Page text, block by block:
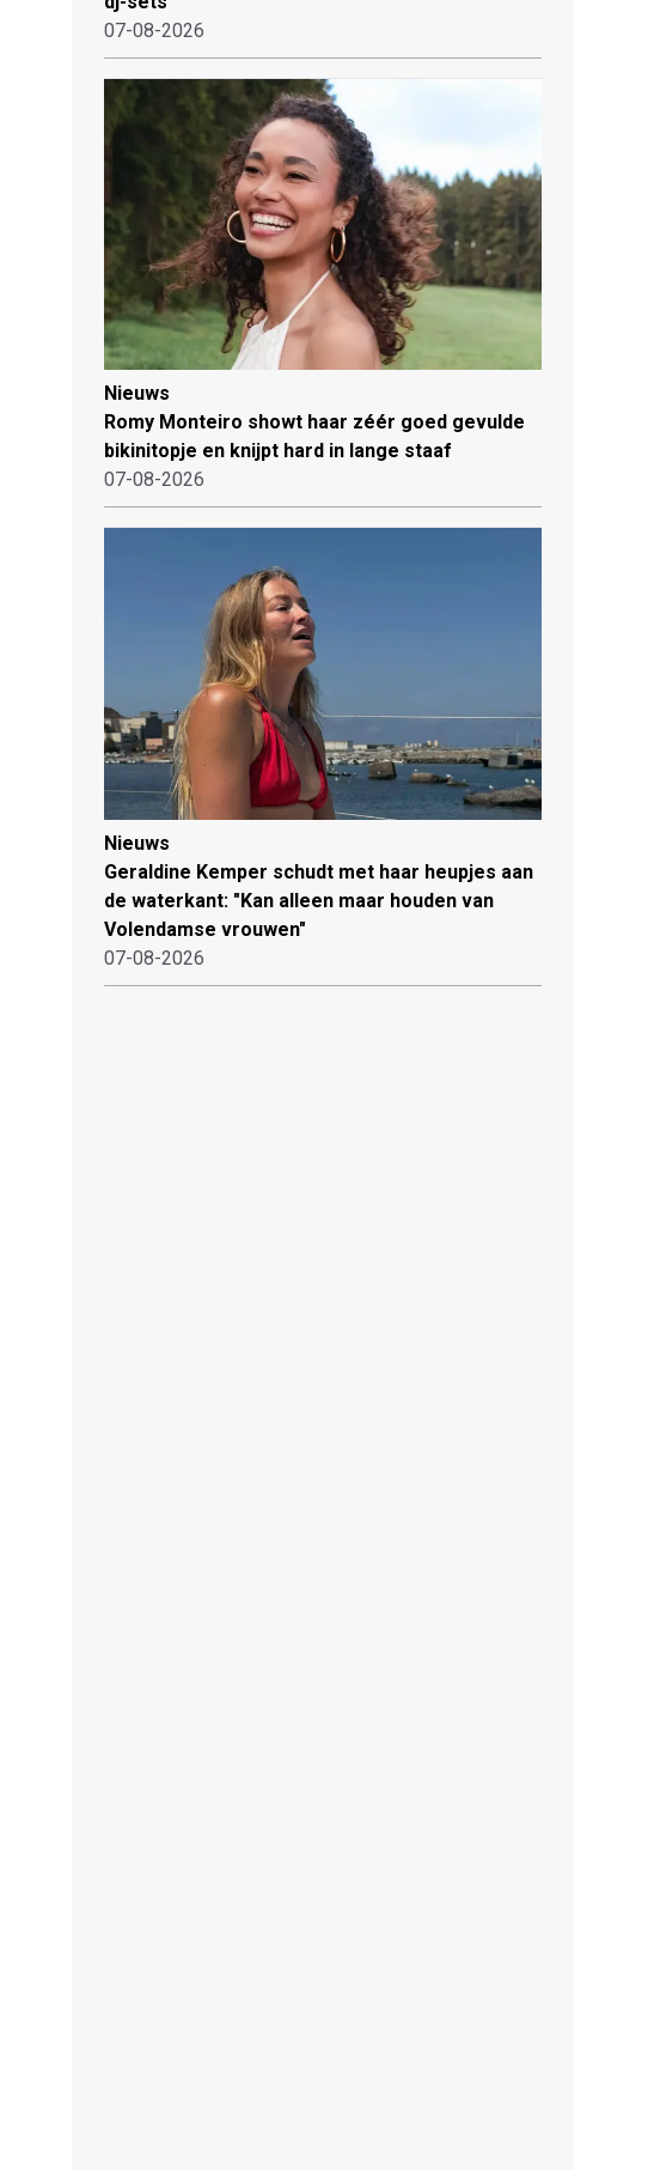
07-08-2026
Nieuws
Romy Monteiro showt haar zéér goed gevulde
bikinitopje en knijpt hard in lange staaf
07-08-2026
Nieuws
Geraldine Kemper schudt met haar heupjes aan
de waterkant: "Kan alleen maar houden van
Volendamse vrouwen"
07-08-2026